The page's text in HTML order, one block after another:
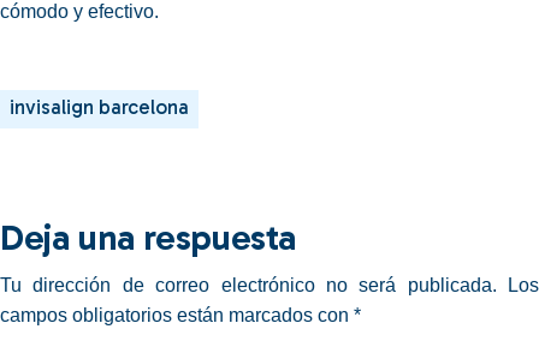
cómodo y efectivo.
invisalign barcelona
Deja una respuesta
Tu dirección de correo electrónico no será publicada.
Los
campos obligatorios están marcados con *